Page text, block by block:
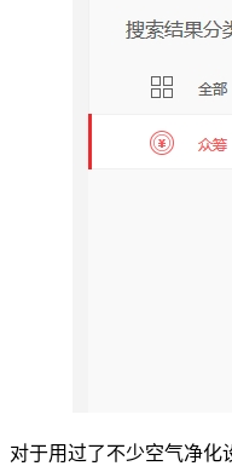
对于用过了不少空气净化